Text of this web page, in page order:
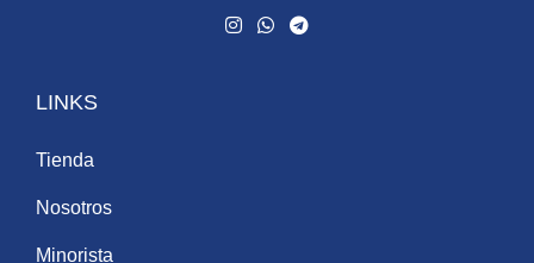
LINKS
Tienda
Nosotros
Minorista